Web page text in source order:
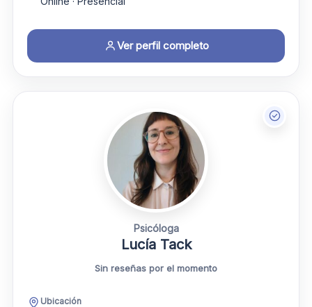
Ver perfil completo
Psicóloga
Lucía Tack
Sin reseñas por el momento
Ubicación